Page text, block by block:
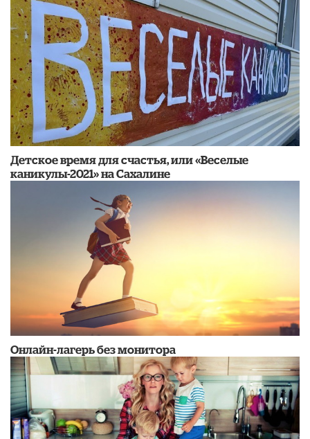
Детское время для счастья, или «Веселые
каникулы-2021» на Сахалине
Онлайн-лагерь без монитора